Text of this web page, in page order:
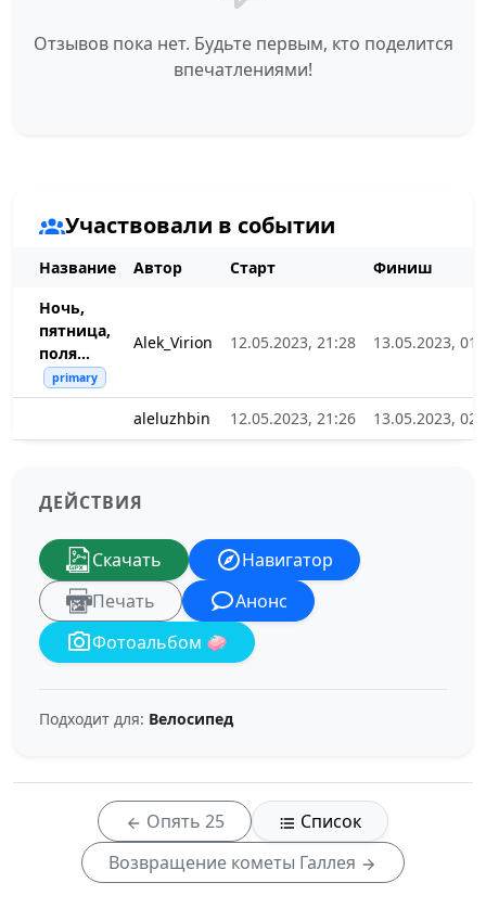
Отзывов пока нет. Будьте первым, кто поделится
впечатлениями!
Участвовали в событии
Название Автор Старт
Финиш
Ночь,
пятница,
поля...
primary
Alek_Virion 12.05.2023, 21:28 13.05.2023,
aleluzhbin 12.05.2023, 21:26 13.05.2023,
ДЕЙСТВИЯ
Скачать
Навигатор
Печать
Анонс
Фотоальбом 🧼
Подходит для: Велосипед
Опять 25
Список
Возвращение кометы Галлея